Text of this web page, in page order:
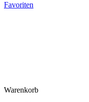
Favoriten
Warenkorb